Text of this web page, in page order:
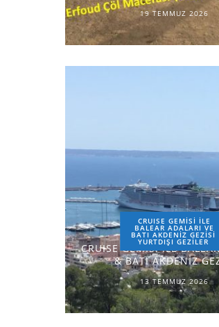
19 TEMMUZ 2026
CRUISE GEMİSİ İLE
BALEAR ADALARI VE
BATI AKDENİZ GEZİSİ
YURTDIŞI GEZILER
CRUISE GEMİSİ İLE
& BATI AKDENİZ
13 TEMMUZ 2026